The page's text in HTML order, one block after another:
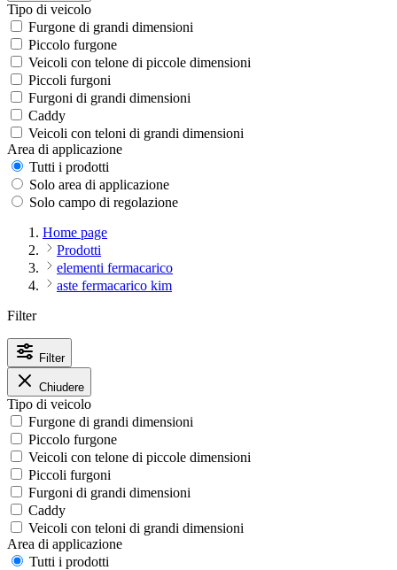
Tipo di veicolo
Furgone di grandi dimensioni
Piccolo furgone
Veicoli con telone di piccole dimensioni
Piccoli furgoni
Furgoni di grandi dimensioni
Caddy
Veicoli con teloni di grandi dimensioni
Area di applicazione
Tutti i prodotti
Solo area di applicazione
Solo campo di regolazione
Home page
Prodotti
elementi fermacarico
aste fermacarico kim
Filter
Filter
Chiudere
Tipo di veicolo
Furgone di grandi dimensioni
Piccolo furgone
Veicoli con telone di piccole dimensioni
Piccoli furgoni
Furgoni di grandi dimensioni
Caddy
Veicoli con teloni di grandi dimensioni
Area di applicazione
Tutti i prodotti